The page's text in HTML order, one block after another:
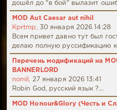
дошёл до "в бой" вылазит
MOD Aut Caesar aut nihil
Kprtmp, 30 января 2026 14:28
Всем привет давно тут был
делаю полную руссификацию к
Перечень модификаций на
BANNERLORD
nomil, 27 января 2026 13:41
Robin God, русский язык ?...
MOD Honour&Glory (Честь и